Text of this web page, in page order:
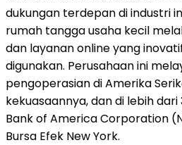
dukungan terdepan di industri
rumah tangga usaha kecil
dan layanan online yang
digunakan. Perusahaan ini
pengoperasian di Amerika
kekuasaannya, dan di lebih
Bank of America Corporation
Bursa Efek New York.